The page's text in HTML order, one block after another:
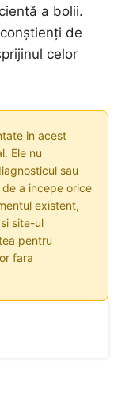
a bolii.
de
celor
in acest
Ele nu
sau
a incepe orice
existent,
site-ul
pentru
fara